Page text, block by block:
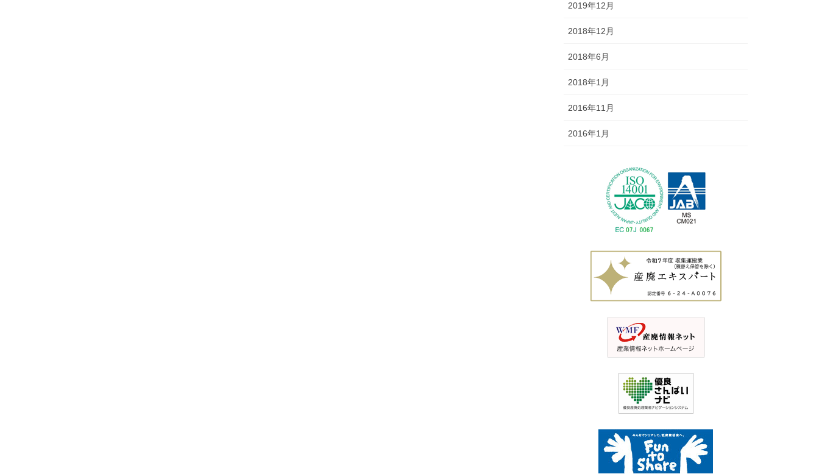
2019年12月
2018年12月
2018年6月
2018年1月
2016年11月
2016年1月